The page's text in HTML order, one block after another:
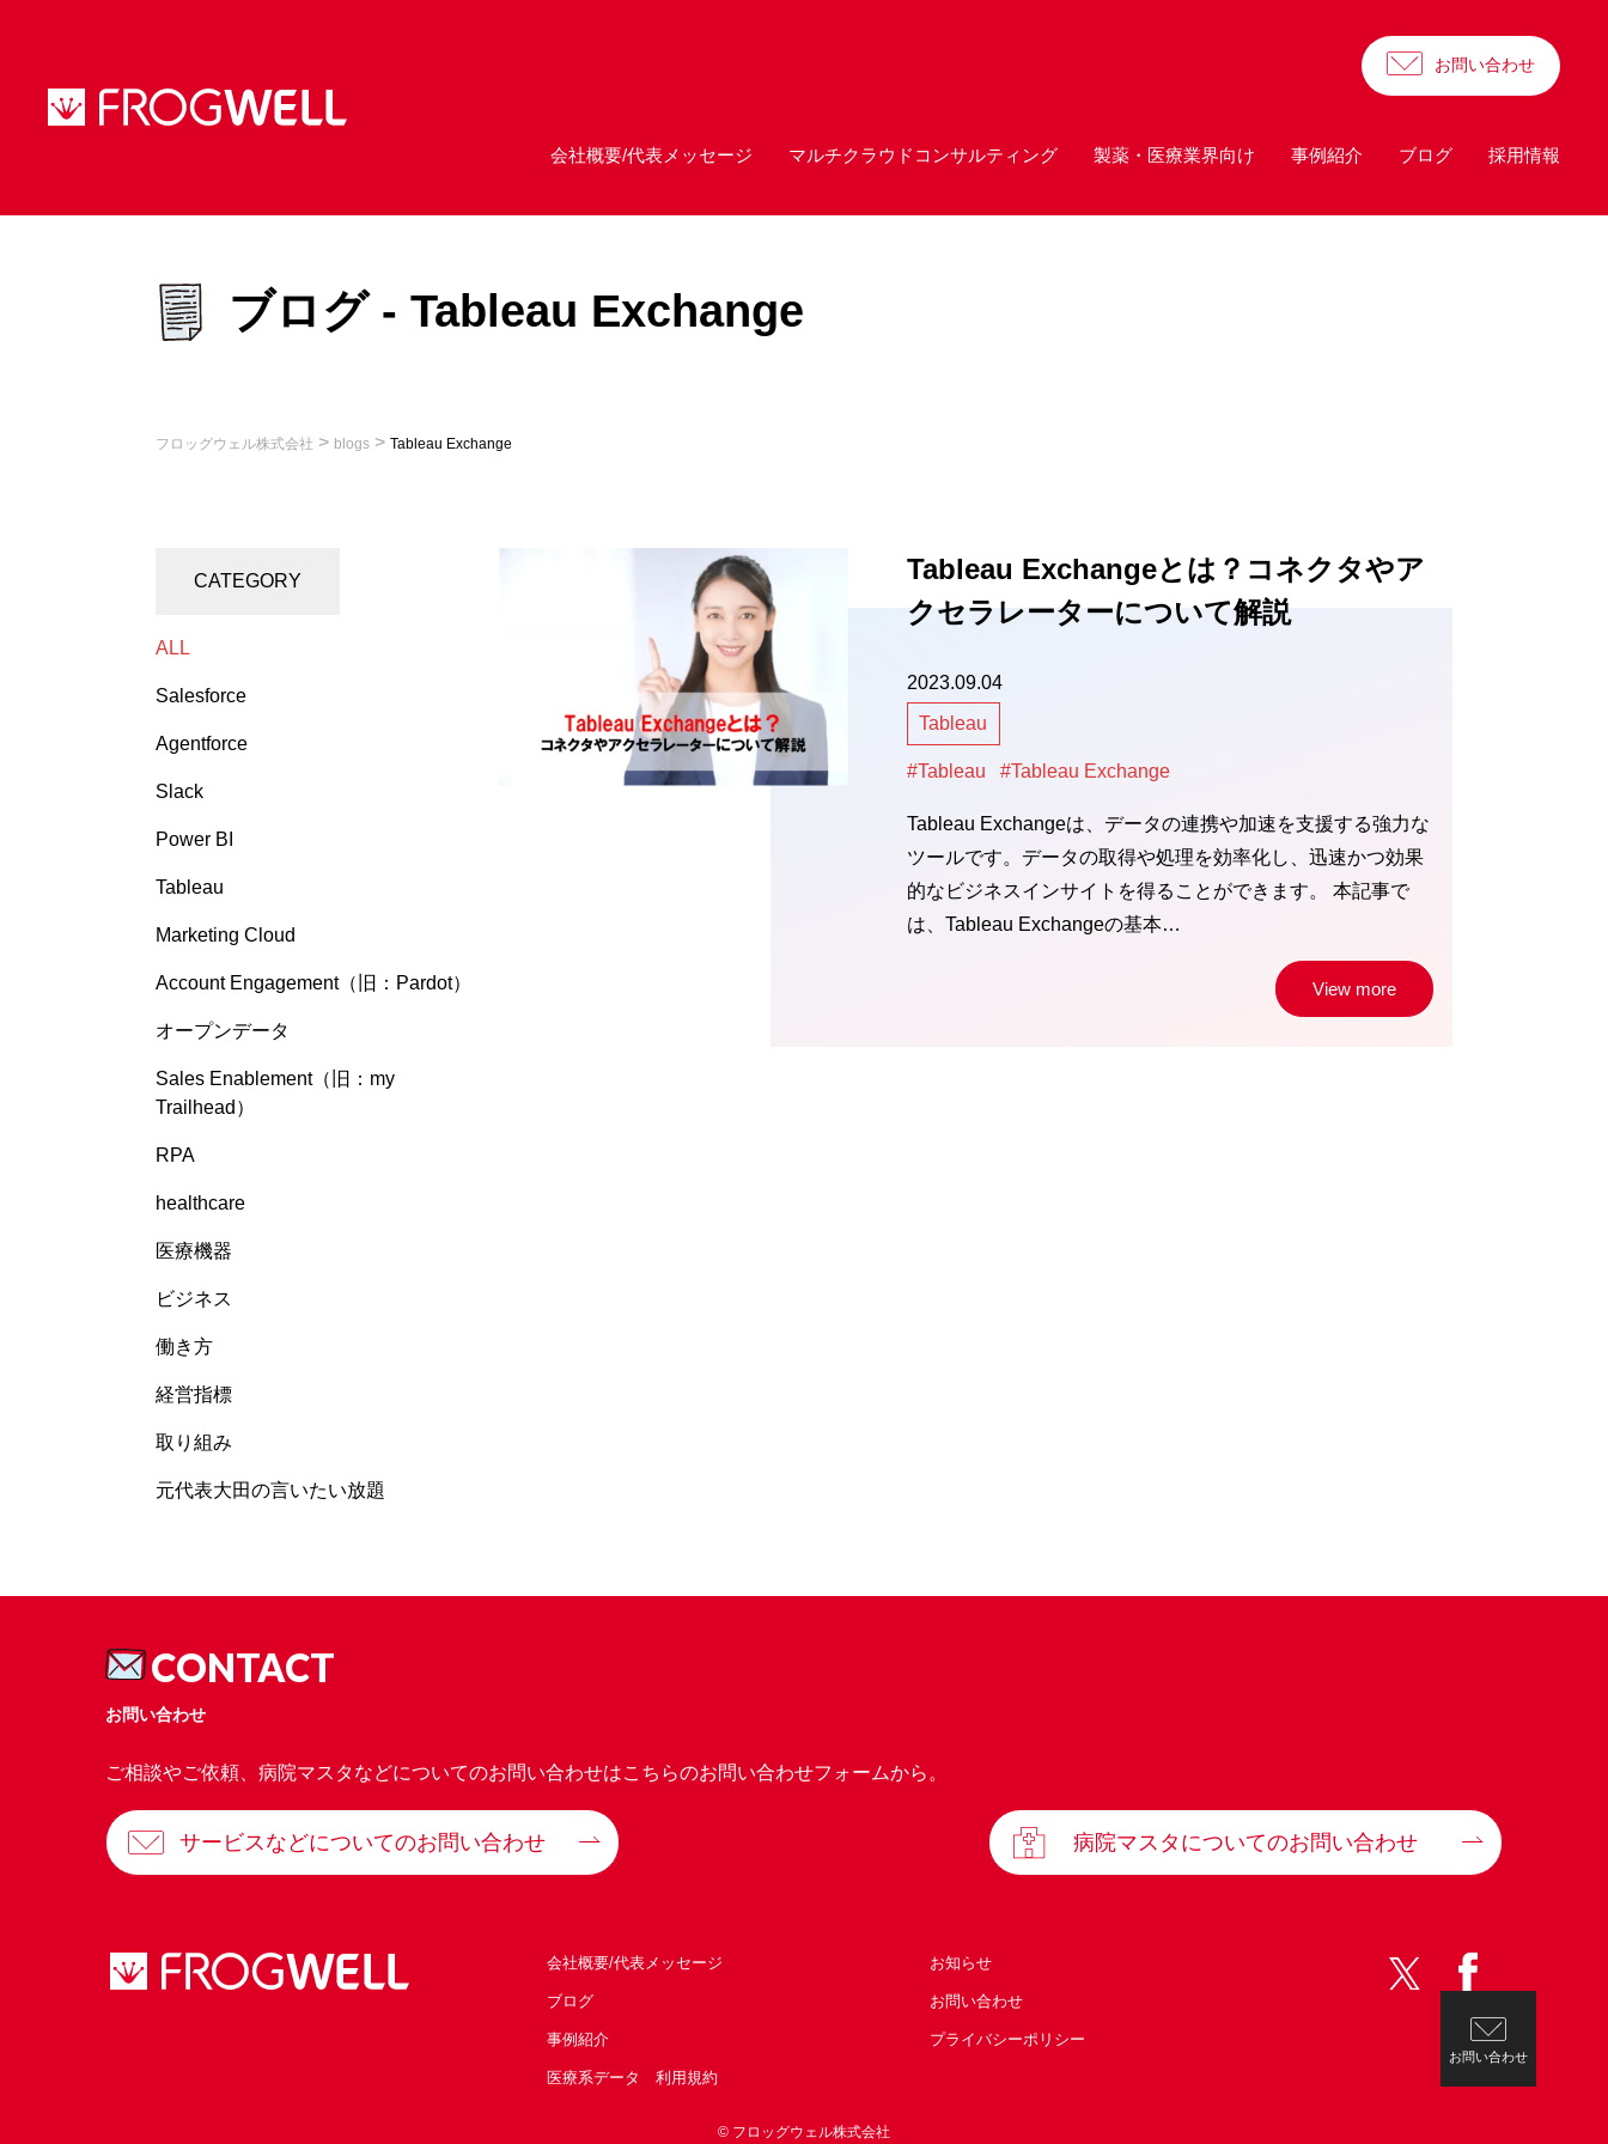
お問い合わせ
会社概要/代表メッセージ マルチクラウドコンサルティング 製薬・医療業界向け 事例紹介 ブログ 採用情報
ブログ - Tableau Exchange
フロッグウェル株式会社 > blogs > Tableau Exchange
CATEGORY
ALL
Salesforce
Agentforce
Slack
Power BI
Tableau
Marketing Cloud
Account Engagement（旧：Pardot）
オープンデータ
Sales Enablement（旧：my
Trailhead）
RPA
healthcare
医療機器
ビジネス
働き方
経営指標
取り組み
元代表大田の言いたい放題
Tableau Exchangeとは？コネクタやア
クセラレーターについて解説
2023.09.04
Tableau
#Tableau #Tableau Exchange
Tableau Exchangeは、データの連携や加速を支援する強力な
ツールです。データの取得や処理を効率化し、迅速かつ効果
的なビジネスインサイトを得ることができます。 本記事で
は、Tableau Exchangeの基本…
View more
CONTACT
お問い合わせ
ご相談やご依頼、病院マスタなどについてのお問い合わせはこちらのお問い合わせフォームから。
サービスなどについてのお問い合わせ 病院マスタについてのお問い合わせ
会社概要/代表メッセージ お知らせ
ブログ お問い合わせ
事例紹介 プライバシーポリシー
医療系データ 利用規約
© フロッグウェル株式会社
お問い合わせ